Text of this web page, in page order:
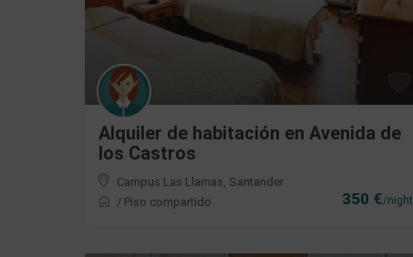
350 €/night
Alquiler de habitación en Avenida de
los Castros
Campus Las Llamas Santander
/ Piso compartido